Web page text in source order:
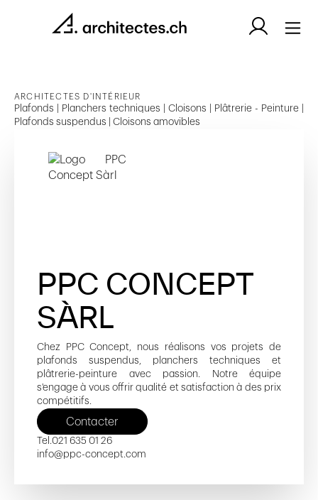
ARCHITECTES D'INTÉRIEUR
Plafonds | Planchers techniques | Cloisons | Plâtrerie - Peinture |
Plafonds suspendus | Cloisons amovibles
PPC CONCEPT
SÀRL
Chez PPC Concept, nous réalisons vos projets de
plafonds suspendus, planchers techniques et
plâtrerie-peinture avec passion. Notre équipe
s'engage à vous offrir qualité et satisfaction à des prix
compétitifs.
Contacter
Tel.021 635 01 26
info@ppc-concept.com